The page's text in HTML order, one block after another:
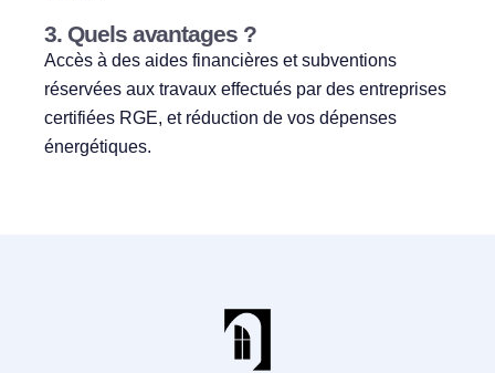
3. Quels avantages ?
Accès à des aides financières et subventions
réservées aux travaux effectués par des entreprises
certifiées RGE, et réduction de vos dépenses
énergétiques.